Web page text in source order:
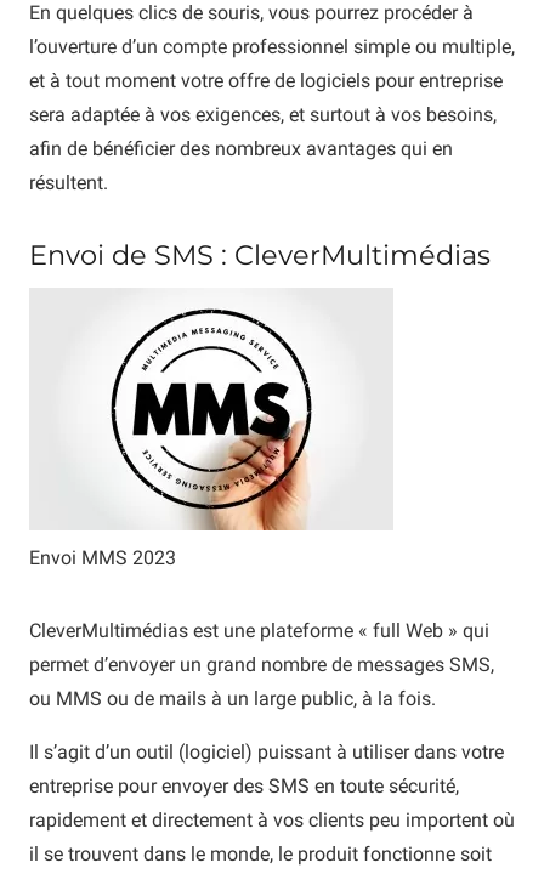
En quelques clics de souris, vous pourrez procéder à
l’ouverture d’un compte professionnel simple ou multiple,
et à tout moment votre offre de logiciels pour entreprise
sera adaptée à vos exigences, et surtout à vos besoins,
afin de bénéficier des nombreux avantages qui en
résultent.
Envoi de SMS : CleverMultimédias
Envoi MMS 2023
CleverMultimédias est une plateforme « full Web » qui
permet d’envoyer un grand nombre de messages SMS,
ou MMS ou de mails à un large public, à la fois.
Il s’agit d’un outil (logiciel) puissant à utiliser dans votre
entreprise pour envoyer des SMS en toute sécurité,
rapidement et directement à vos clients peu importent où
il se trouvent dans le monde, le produit fonctionne soit